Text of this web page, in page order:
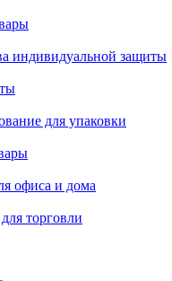
индивидуальной защиты
для упаковки
офиса и дома
торговли